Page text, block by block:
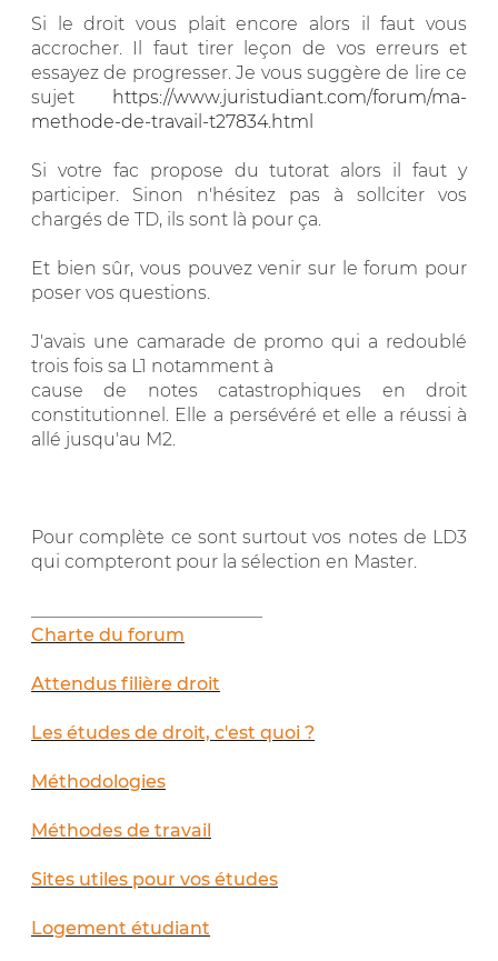
Si le droit vous plait encore alors il faut vous
accrocher. Il faut tirer leçon de vos erreurs et
essayez de progresser. Je vous suggère de lire ce
sujet
https://www.juristudiant.com/forum/ma-
methode-de-travail-t27834.html
Si votre fac propose du tutorat alors il faut y
participer. Sinon n'hésitez pas à sollciter vos
chargés de TD, ils sont là pour ça.
Et bien sûr, vous pouvez venir sur le forum pour
poser vos questions.
J'avais une camarade de promo qui a redoublé
trois fois sa L1 notamment à
cause de notes catastrophiques en droit
constitutionnel. Elle a persévéré et elle a réussi à
allé jusqu'au M2.
Pour complète ce sont surtout vos notes de LD3
qui compteront pour la sélection en Master.
Charte du forum
Attendus filière droit
Les études de droit, c'est quoi ?
Méthodologies
Méthodes de travail
Sites utiles pour vos études
Logement étudiant